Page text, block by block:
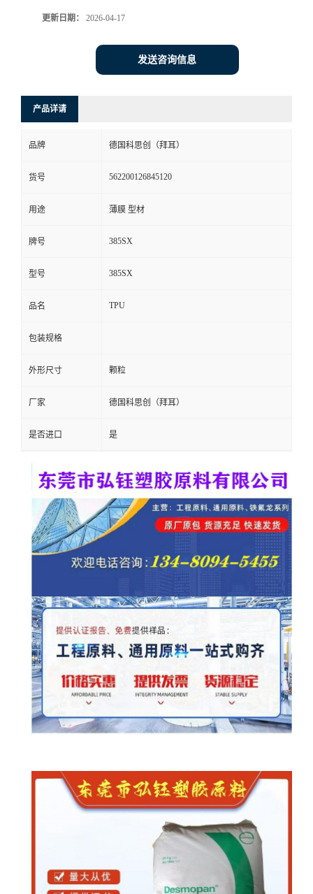
留
言
更新日期： 2026-04-17
发送咨询信息
产品详请
品牌 德国科思创（拜耳）
货号 562200126845120
用途 薄膜 型材
牌号 385SX
型号 385SX
品名 TPU
包装规格
外形尺寸 颗粒
厂家 德国科思创（拜耳）
是否进口 是